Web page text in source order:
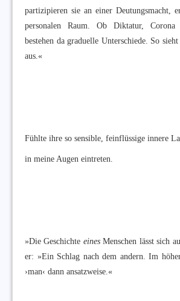
partizipieren sie an einer Deutungsmacht,
personalen Raum. Ob Diktatur,
bestehen da graduelle Unterschiede. So
aus.«
Fühlte ihre so sensible, feinflüssige innere
in meine Augen eintreten.
»Die Geschichte einesMenschen lässt sich
er: »Ein Schlag nach dem andern. Im
›man‹ dann ansatzweise.«